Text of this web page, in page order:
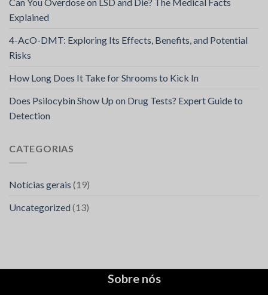
Explained
4-AcO-DMT: Exploring Its Effects, Benefits, and Potential
Risks
How Long Does It Take for Shrooms to Kick In
Does Psilocybin Show Up on Drug Tests? Expert Guide to
Detection
CATEGORIAS
Notícias gerais (19)
Uncategorized (13)
Sobre nós